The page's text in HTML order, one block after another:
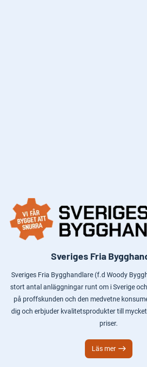
Sveriges Fria
Sveriges Fria Bygghandlare (f.d Woody
stort antal anläggningar runt om i Sverige
på proffskunden och den medvetne
dig och erbjuder kvalitetsprodukter till
priser.
Läs mer